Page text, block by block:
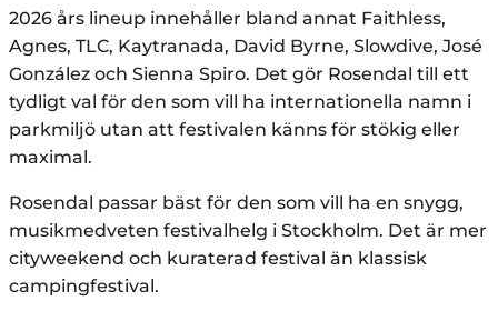
2026 års lineup innehåller bland annat Faithless,
Agnes, TLC, Kaytranada, David Byrne, Slowdive, José
González och Sienna Spiro. Det gör Rosendal till ett
tydligt val för den som vill ha internationella namn i
parkmiljö utan att festivalen känns för stökig eller
maximal.
Rosendal passar bäst för den som vill ha en snygg,
musikmedveten festivalhelg i Stockholm. Det är mer
cityweekend och kuraterad festival än klassisk
campingfestival.